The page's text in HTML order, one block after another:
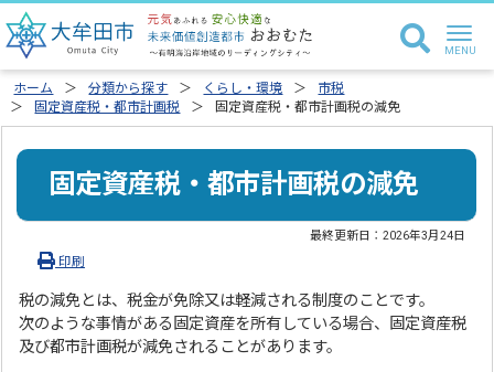
ホーム 分類から探す くらし・環境
市税
固定資産税・都市計画税
固定資産税・都市計画税の減免
固定資産税・都市計画税の減免
最終更新日：2026年3月24日
印刷
税の減免とは、税金が免除又は軽減される制度のことです。
次のような事情がある固定資産を所有している場合、固定資産税
及び都市計画税が減免されることがあります。